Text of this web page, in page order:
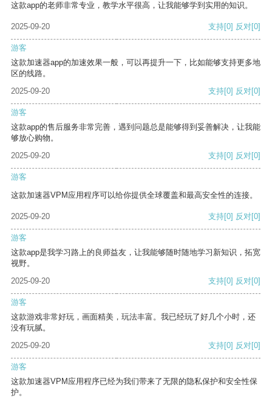
这款app的老师非常专业，教学水平很高，让我能够学到实用的知识。
2025-09-20 支持[0] 反对[0]
游客
这款加速器app的加速效果一般，可以再提升一下，比如能够支持更多地
区的线路。
2025-09-20
支持[0] 反对[0]
游客
这款app的售后服务非常完善，遇到问题总是能够得到妥善解决，让我能
够放心购物。
2025-09-20
支持[0] 反对[0]
游客
这款加速器VPM应用程序可以给你提供全球覆盖和最高安全性的连接。
2025-09-20 支持[0] 反对[0]
游客
这款app是我学习路上的良师益友，让我能够随时随地学习新知识，拓宽
视野。
2025-09-20
支持[0] 反对[0]
游客
这款游戏非常好玩，画面精美，玩法丰富。我已经玩了好几个小时，还
没有玩腻。
2025-09-20
支持[0] 反对[0]
游客
这款加速器VPM应用程序已经为我们带来了无限的隐私保护和安全性保
护。